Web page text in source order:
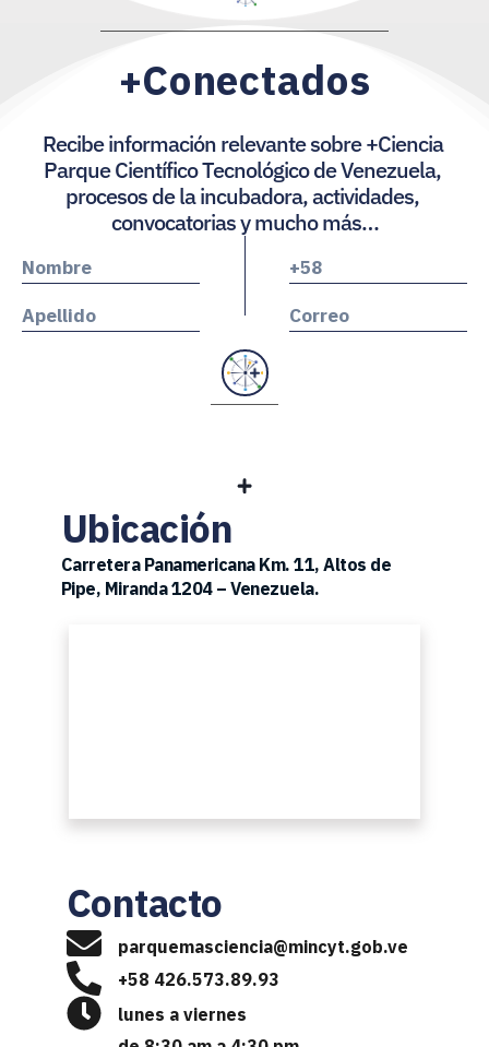
+Conectados
Recibe información relevante sobre +Ciencia
Parque Científico Tecnológico de Venezuela,
procesos de la incubadora, actividades,
convocatorias y mucho más…
Ubicación
Carretera Panamericana Km. 11, Altos de
Pipe, Miranda 1204 – Venezuela.
Contacto
parquemasciencia@mincyt.gob.ve
+58 426.573.89.93
lunes a viernes